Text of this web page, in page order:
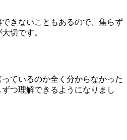
きないこともあるので、焦らず
切です。
ているのか全く分からなかった
つ理解できるようになりまし